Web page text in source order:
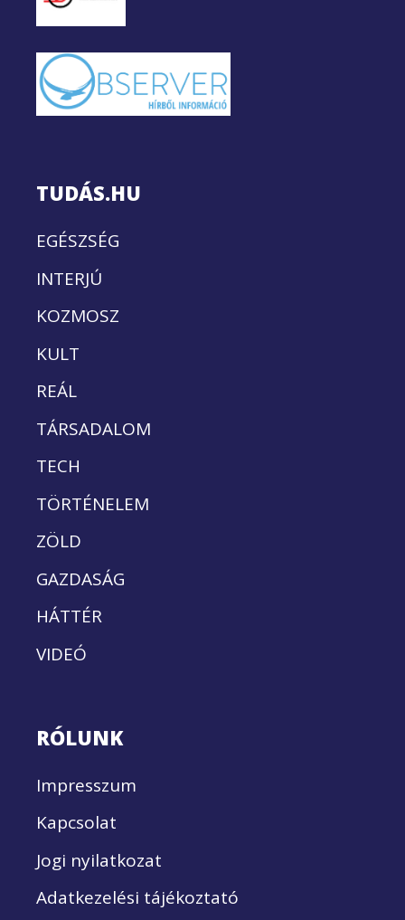
TUDÁS.HU
EGÉSZSÉG
INTERJÚ
KOZMOSZ
KULT
REÁL
TÁRSADALOM
TECH
TÖRTÉNELEM
ZÖLD
GAZDASÁG
HÁTTÉR
VIDEÓ
RÓLUNK
Impresszum
Kapcsolat
Jogi nyilatkozat
Adatkezelési tájékoztató